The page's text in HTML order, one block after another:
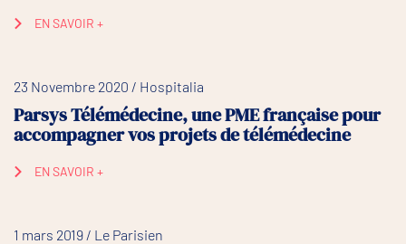
EN SAVOIR +
23 Novembre 2020 / Hospitalia
Parsys Télémédecine, une PME française pour
accompagner vos projets de télémédecine
EN SAVOIR +
1 mars 2019 / Le Parisien